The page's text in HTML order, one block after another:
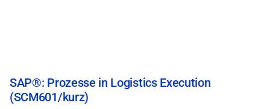
SAP®: Prozesse in Logistics Execution
(SCM601/kurz)